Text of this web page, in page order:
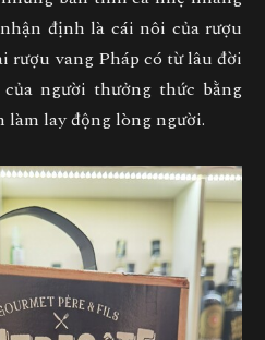
định là cái nôi của rượu
rượu vang Pháp có từ lâu đời
người thưởng thức bằng
lay động lòng người.